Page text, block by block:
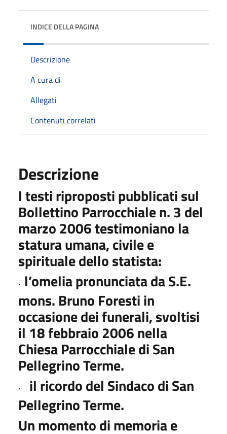
INDICE DELLA PAGINA
Descrizione
A cura di
Allegati
Contenuti correlati
Descrizione
I testi riproposti pubblicati sul
Bollettino Parrocchiale n. 3 del
marzo 2006 testimoniano la
statura umana, civile e
spirituale dello statista:
·
l’omelia pronunciata da S.E.
mons. Bruno Forestiin
occasione dei funerali, svoltisi
il 18 febbraio 2006 nella
Chiesa Parrocchiale di San
Pellegrino Terme.
·
il ricordo del Sindaco di San
Pellegrino Terme.
Un momento di memoria e